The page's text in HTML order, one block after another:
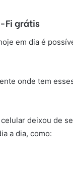
Fi grátis
em dia é
onde tem
deixou de
a dia, como: